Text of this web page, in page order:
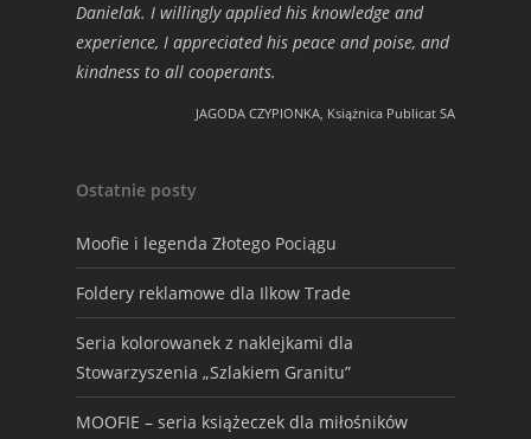
Danielak. I willingly applied his knowledge and
experience, I appreciated his peace and poise, and
kindness to all cooperants.
JAGODA CZYPIONKA, Książnica Publicat SA
Ostatnie posty
Moofie i legenda Złotego Pociągu
Foldery reklamowe dla Ilkow Trade
Seria kolorowanek z naklejkami dla
Stowarzyszenia „Szlakiem Granitu”
MOOFIE – seria książeczek dla miłośników